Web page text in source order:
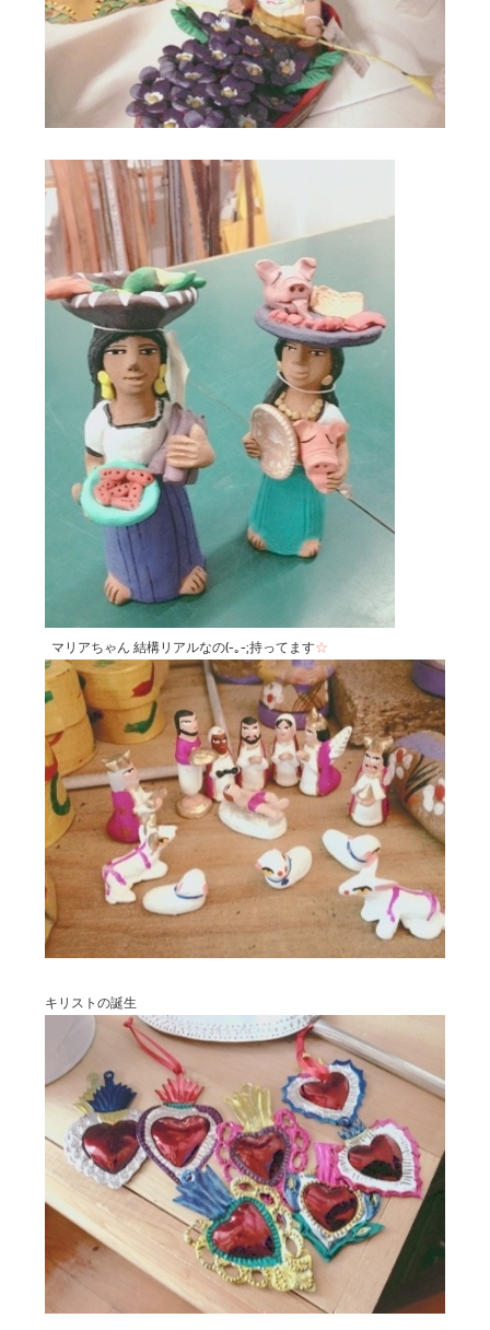
マリアちゃん 結構リアルなの(-｡-;持ってます☆
キリストの誕生